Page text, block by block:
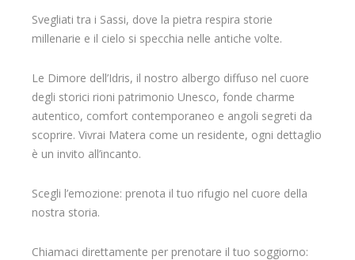
Svegliati tra i Sassi, dove la pietra respira storie
millenarie e il cielo si specchia nelle antiche volte.
Le Dimore dell’Idris, il nostro albergo diffuso nel cuore
degli storici rioni patrimonio Unesco, fonde charme
autentico, comfort contemporaneo e angoli segreti da
scoprire. Vivrai Matera come un residente, ogni dettaglio
è un invito all’incanto.
Scegli l’emozione: prenota il tuo rifugio nel cuore della
nostra storia.
Chiamaci direttamente per prenotare il tuo soggiorno: